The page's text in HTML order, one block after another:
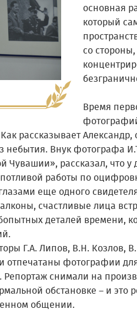
основная
который
со
Время
рассказывает
небытия. Внук фотографа
Чувашии», рассказал, что
работы по
еще одного
счастливые лица
деталей времени,
Г.А. Липов, В.Н. Козлов,
отпечатаны фотографии
Репортаж снимали на
обстановке – и это
общении.